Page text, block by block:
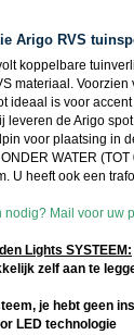
Arigo RVS
koppelbare
materiaal.
ideaal is voor
leveren de Arigo
voor plaatsing in
WATER
U heeft ook een
nodig? Mail voor uw
Lights SYSTEEM:
zelf aan te
je hebt geen
LED technologie